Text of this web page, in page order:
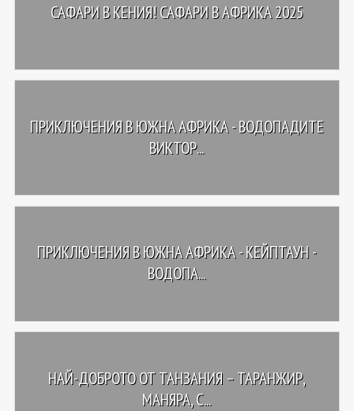
САФАРИ В КЕНИЯ! САФАРИ В АФРИКА 2025
ПРИКЛЮЧЕНИЯ В ЮЖНА АФРИКА - ВОДОПАДИТЕ
ВИКТОР...
ПРИКЛЮЧЕНИЯ В ЮЖНА АФРИКА - КЕЙПТАУН -
ВОДОПА...
НАЙ-ДОБРОТО ОТ ТАНЗАНИЯ – ТАРАНЖИР,
МАНЯРА, С...